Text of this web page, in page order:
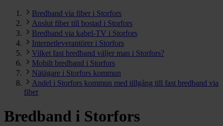
Bredband via fiber i Storfors
Anslut fiber till bostad i Storfors
Bredband via kabel-TV i Storfors
Internetleverantörer i Storfors
Vilket fast bredband väljer man i Storfors?
Mobilt bredband i Storfors
Nätägare i Storfors kommun
Andel i Storfors kommun med tillgång till fast bredband via
fiber
Bredband i Storfors